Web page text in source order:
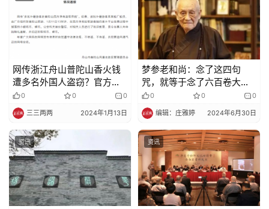
网传浙江舟山普陀山香火钱
遭多名外国人盗窃？官方通
报来了！
0 0 0
三三两两 2024年1月13日
梦参老和尚：念了这四句
咒，就等于念了六百卷大般
若0 0 0
编辑：庄雅婷 2024年6月30日
资讯 资讯